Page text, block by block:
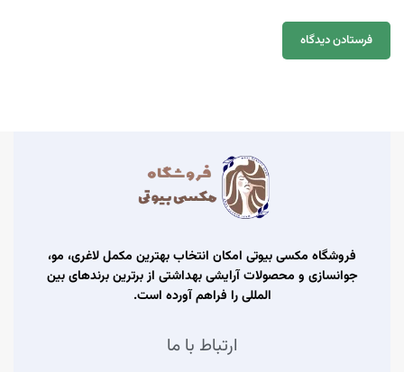
فروشگاه مکسی بیوتی امکان انتخاب بهترین مکمل لاغری، مو،
جوانسازی و محصولات آرایشی بهداشتی از برترین برندهای بین
المللی را فراهم آورده است.
ارتباط با ما